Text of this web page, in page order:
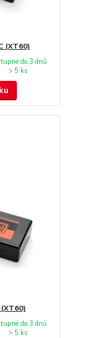
(XT60)
do 3 dnů
> 5 ks
(XT60)
do 3 dnů
> 5 ks